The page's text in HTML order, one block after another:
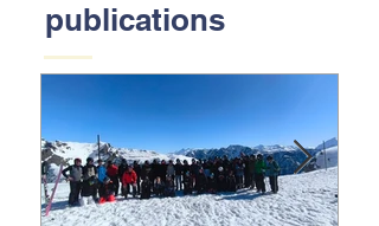
publications